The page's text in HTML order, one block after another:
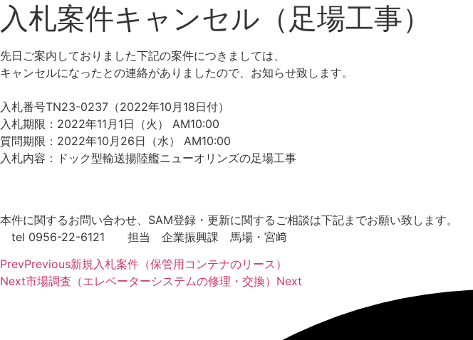
入札案件キャンセル（足場工事）
先日ご案内しておりました下記の案件につきましては、
キャンセルになったとの連絡がありましたので、お知らせ致します。
入札番号TN23-0237（2022年10月18日付）
入札期限：2022年11月1日（火） AM10:00
質問期限：2022年10月26日（水） AM10:00
入札内容：ドック型輸送揚陸艦ニューオリンズの足場工事
本件に関するお問い合わせ、SAM登録・更新に関するご相談は下記までお願い致します。
tel 0956-22-6121 担当 企業振興課 馬場・宮﨑
PrevPrevious新規入札案件（保管用コンテナのリース）
Next市場調査（エレベーターシステムの修理・交換） Next